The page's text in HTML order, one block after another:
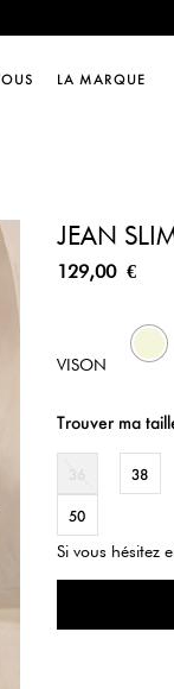
compte !
compte !
LA MARQUE
JEAN
129,00 €
VISON
7
Trouver ma
38
50
Si vous hésitez